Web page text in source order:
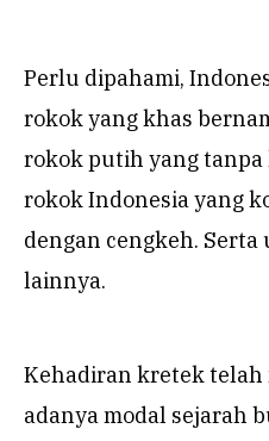
Perlu dipahami,
rokok yang khas
rokok putih yang
rokok Indonesia yang
dengan cengkeh.
lainnya.
Kehadiran kretek telah
adanya modal sejarah